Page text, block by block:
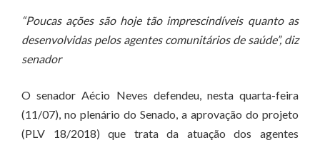
“Poucas ações são hoje tão imprescindíveis quanto as
desenvolvidas pelos agentes comunitários de saúde”, diz
senador
O senador Aécio Neves defendeu, nesta quarta-feira
(11/07), no plenário do Senado, a aprovação do projeto
(PLV 18/2018) que trata da atuação dos agentes